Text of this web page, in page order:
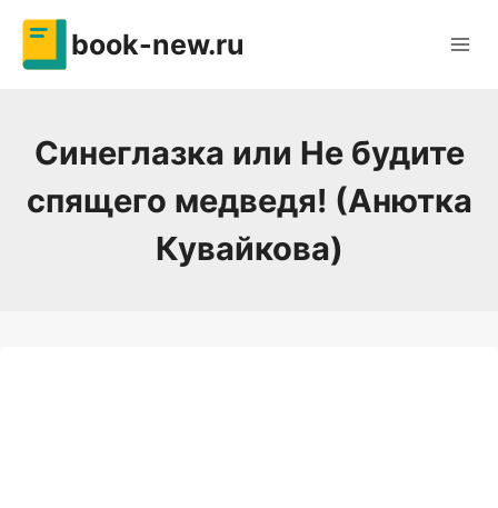
Перейти
содержимому
book-new.ru
Синеглазка или Не будите
спящего медведя! (Анютка
Кувайкова)